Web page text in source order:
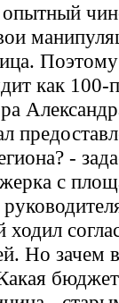
Поэтому
как 100-
-
с
Но зачем